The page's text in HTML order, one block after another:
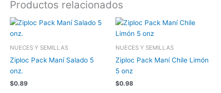
Productos relacionados
NUECES Y SEMILLAS
Ziploc Pack Maní Salado 5
onz.
$0.89
NUECES Y SEMILLAS
Ziploc Pack Maní Chile Limón
5 onz
$0.98